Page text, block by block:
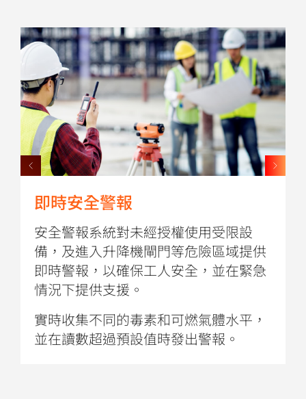
即時安全警報
安全警報系統對未經授權使用受限設
備，及進入升降機閘門等危險區域提供
即時警報，以確保工人安全，並在緊急
情況下提供支援。
實時收集不同的毒素和可燃氣體水平，
並在讀數超過預設值時發出警報。